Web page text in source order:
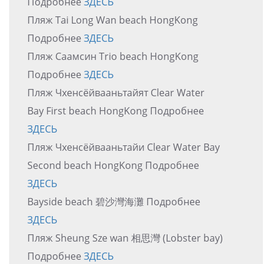
Пляж Tai Long Wan beach HongKong
Подробнее ЗДЕСЬ
Пляж Саамсин Trio beach HongKong
Подробнее ЗДЕСЬ
Пляж Чхенсёйвааньтайят Clear Water
Bay First beach HongKong Подробнее
ЗДЕСЬ
Пляж Чхенсёйвааньтайи Clear Water Bay
Second beach HongKong Подробнее
ЗДЕСЬ
Bayside beach 碧沙灣海灘 Подробнее
ЗДЕСЬ
Пляж Sheung Sze wan 相思灣 (Lobster bay)
Подробнее ЗДЕСЬ